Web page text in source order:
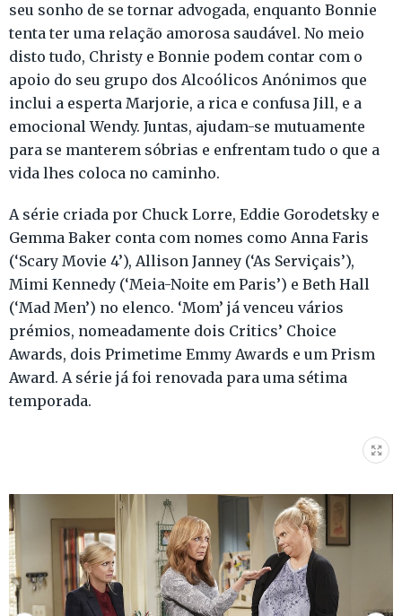
seu sonho de se tornar advogada, enquanto Bonnie
tenta ter uma relação amorosa saudável. No meio
disto tudo, Christy e Bonnie podem contar com o
apoio do seu grupo dos Alcoólicos Anónimos que
inclui a esperta Marjorie, a rica e confusa Jill, e a
emocional Wendy. Juntas, ajudam-se mutuamente
para se manterem sóbrias e enfrentam tudo o que a
vida lhes coloca no caminho.
A série criada por Chuck Lorre, Eddie Gorodetsky e
Gemma Baker conta com nomes como Anna Faris
(‘Scary Movie 4’), Allison Janney (‘As Serviçais’),
Mimi Kennedy (‘Meia-Noite em Paris’) e Beth Hall
(‘Mad Men’) no elenco. ‘Mom’ já venceu vários
prémios, nomeadamente dois Critics’ Choice
Awards, dois Primetime Emmy Awards e um Prism
Award. A série já foi renovada para uma sétima
temporada.